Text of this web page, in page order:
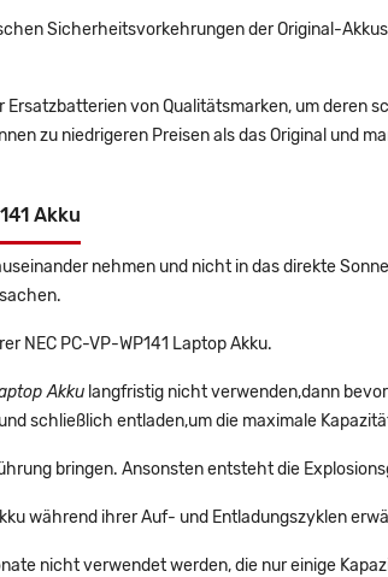
Sicherheitsvorkehrungen der Original-
Ersatzbatterien von Qualitätsmarken, um deren
zu niedrigeren Preisen als das Original und
Akku
nehmen und nicht in das direkte
NEC PC-VP-WP141 Laptop Akku.
Akku langfristig nicht verwenden,dann bevor
schließlich entladen,um die maximale
bringen. Ansonsten entsteht die
während ihrer Auf- und Entladungszyklen
nicht verwendet werden, die nur einige